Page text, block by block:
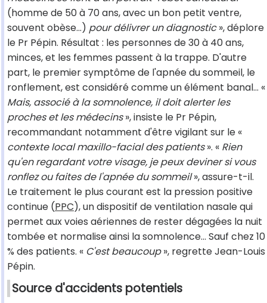
(homme de 50 à 70 ans, avec un bon petit ventre,
souvent obèse...) pour délivrer un diagnostic», déplore
le Pr Pépin. Résultat : les personnes de 30 à 40 ans,
minces, et les femmes passent à la trappe. D'autre
part, le premier symptôme de l'apnée du sommeil, le
ronflement, est considéré comme un élément banal... «
Mais, associé à la somnolence, il doit alerter les
proches et les médecins», insiste le Pr Pépin,
recommandant notamment d'être vigilant sur le «
contexte local maxillo-facial des patients». « Rien
qu'en regardant votre visage, je peux deviner si vous
ronflez ou faites de l'apnée du sommeil», assure-t-il.
Le traitement le plus courant est la pression positive
continue (PPC), un dispositif de ventilation nasale qui
permet aux voies aériennes de rester dégagées la nuit
tombée et normalise ainsi la somnolence... Sauf chez 10
% des patients. « C'est beaucoup», regrette Jean-Louis
Pépin.
Source d'accidents potentiels